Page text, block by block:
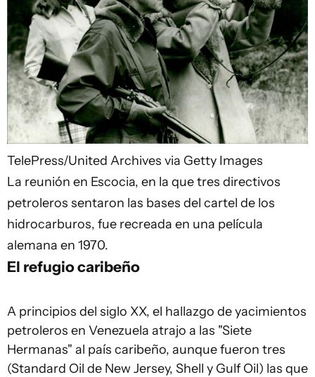
TelePress/United Archives via Getty Images
La reunión en Escocia, en la que tres directivos
petroleros sentaron las bases del cartel de los
hidrocarburos, fue recreada en una película
alemana en 1970.
El refugio caribeño
A principios del siglo XX, el hallazgo de yacimientos
petroleros en Venezuela atrajo a las "Siete
Hermanas" al país caribeño, aunque fueron tres
(Standard Oil de New Jersey, Shell y Gulf Oil) las que